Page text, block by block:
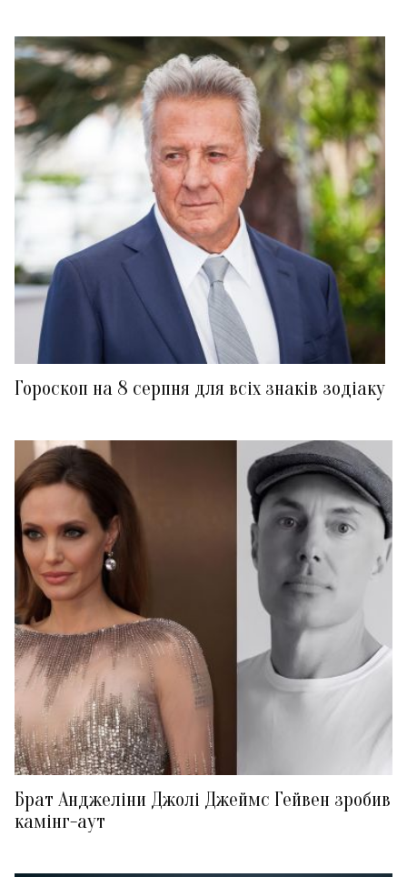
Гороскоп на 8 серпня для всіх знаків зодіаку
Брат Анджеліни Джолі Джеймс Гейвен зробив
камінг-аут